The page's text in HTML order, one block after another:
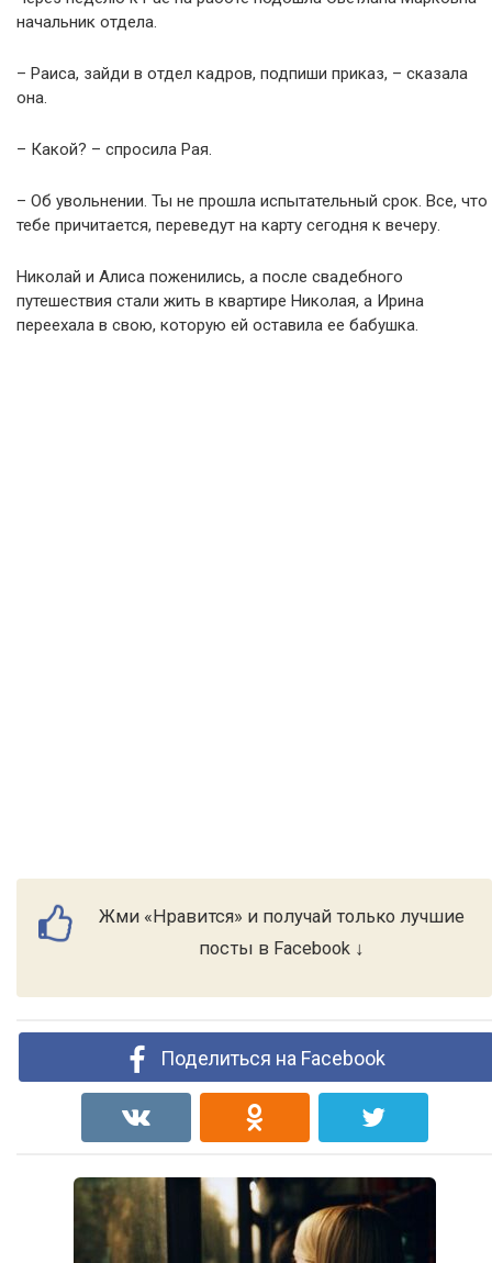
начальник отдела.
– Раиса, зайди в отдел кадров, подпиши приказ, – сказала
она.
– Какой? – спросила Рая.
– Об увольнении. Ты не прошла испытательный срок. Все, что
тебе причитается, переведут на карту сегодня к вечеру.
Николай и Алиса поженились, а после свадебного
путешествия стали жить в квартире Николая, а Ирина
переехала в свою, которую ей оставила ее бабушка.
Жми «Нравится» и получай только лучшие
посты в Facebook ↓
Поделиться на Facebook